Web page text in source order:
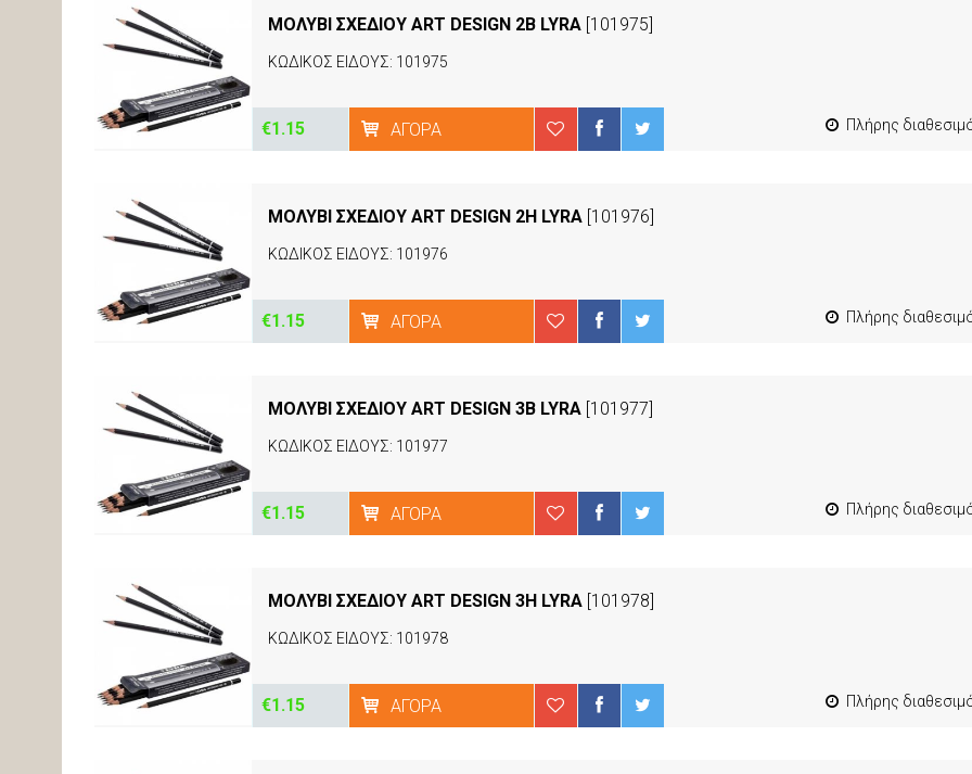
ΜΟΛΥΒΙ ΣΧΕΔΙΟΥ ART DESIGN 2B LYRA[101975]
ΚΩΔΙΚΟΣ ΕΙΔΟΥΣ: 101975
€1.15 ΑΓΟΡΆ Πλήρης
ΜΟΛΥΒΙ ΣΧΕΔΙΟΥ ART DESIGN 2H LYRA[101976]
ΚΩΔΙΚΟΣ ΕΙΔΟΥΣ: 101976
€1.15 ΑΓΟΡΆ Πλήρης
ΜΟΛΥΒΙ ΣΧΕΔΙΟΥ ART DESIGN 3B LYRA[101977]
ΚΩΔΙΚΟΣ ΕΙΔΟΥΣ: 101977
€1.15 ΑΓΟΡΆ Πλήρης
ΜΟΛΥΒΙ ΣΧΕΔΙΟΥ ART DESIGN 3H LYRA[101978]
ΚΩΔΙΚΟΣ ΕΙΔΟΥΣ: 101978
€1.15 ΑΓΟΡΆ Πλήρης